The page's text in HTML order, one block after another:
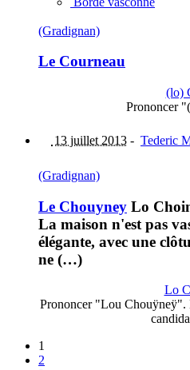
(Gradignan)
Le Courneau
(lo)
Prononcer
13 juillet 2013 - Tederic
(Gradignan)
Le Chouyney Lo
La maison n'est pas
élégante, avec une
ne (…)
Lo
Prononcer "Lou Chouÿneÿ".
1
2